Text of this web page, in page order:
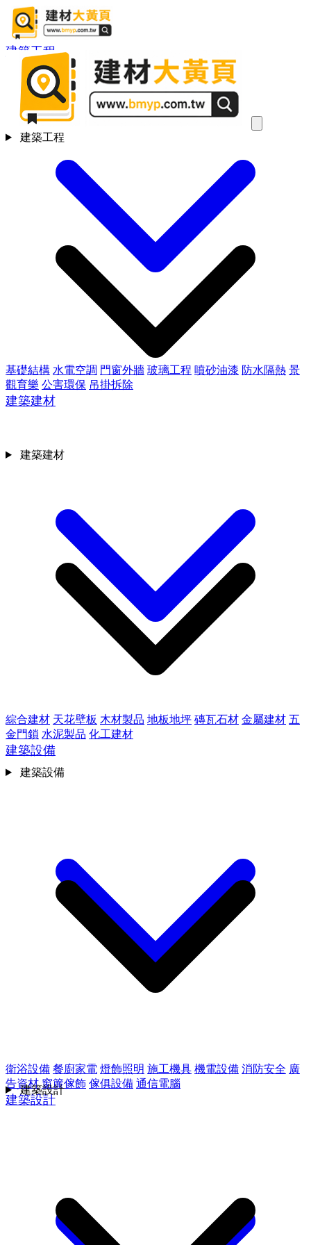
建築工程
基礎結構 水電空調 門窗外牆 玻璃工程 噴砂油漆 防水隔熱 景
觀育樂 公害環保 吊掛拆除
建築建材
綜合建材 天花壁板 木材製品 地板地坪 磚瓦石材 金屬建材 五
金門鎖 水泥製品 化工建材
建築設備
衛浴設備 餐廚家電 燈飾照明 施工機具 機電設備 消防安全 廣
告資材 窗簾傢飾 傢俱設備 通信電腦
建築設計
建築工程
建築建材
建築設備
建築設計